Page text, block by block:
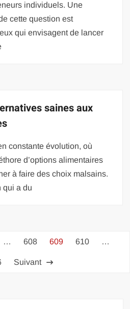
individuels. Une
cette question est
qui envisagent de lancer
saines aux
constante évolution, où
d’options alimentaires
à faire des choix malsains.
qui a du
… 608 609 610 …
Suivant